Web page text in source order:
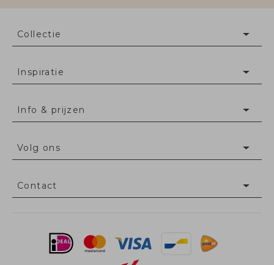
Collectie
Inspiratie
Info & prijzen
Volg ons
Contact